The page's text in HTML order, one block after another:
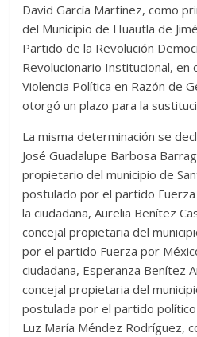
David García Martínez, como
del Municipio de Huautla de
Partido de la Revolución
Revolucionario Institucional, en
Violencia Política en Razón de
otorgó un plazo para la
La misma determinación se
José Guadalupe Barbosa
propietario del municipio de
postulado por el partido
la ciudadana, Aurelia Benítez
concejal propietaria del
por el partido Fuerza por
ciudadana, Esperanza Benítez
concejal propietaria del
postulada por el partido
Luz María Méndez Rodríguez,